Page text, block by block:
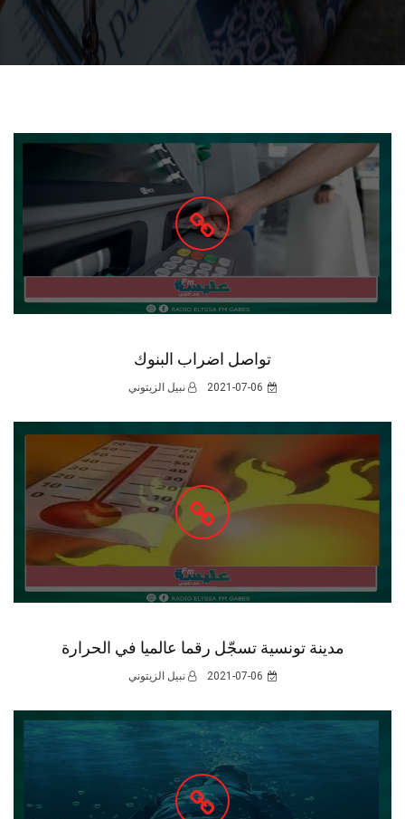
تواصل اضراب البنوك
2021-07-06 نبيل الزيتوني
مدينة تونسية تسجّل رقما عالميا في الحرارة
2021-07-06 نبيل الزيتوني